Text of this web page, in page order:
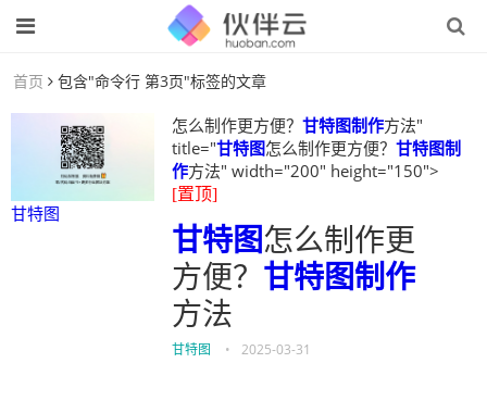
首页 包含"命令行 第3页"标签的文章
甘特图
怎么制作更方便？ 甘特图制作方法"
title="甘特图怎么制作更方便？ 甘特图制
作方法" width="200" height="150">
[置顶]
甘特图怎么制作更
方便？ 甘特图制作
方法
甘特图 • 2025-03-31